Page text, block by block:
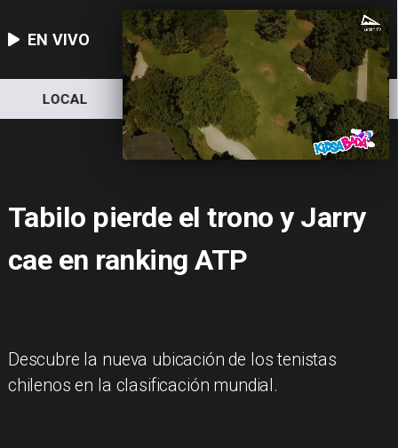
EN VIVO
LOCAL NACIONAL DEPORTES
Tabilo pierde el trono y Jarry
cae en ranking ATP
Descubre la nueva ubicación de los tenistas
chilenos en la clasificación mundial.